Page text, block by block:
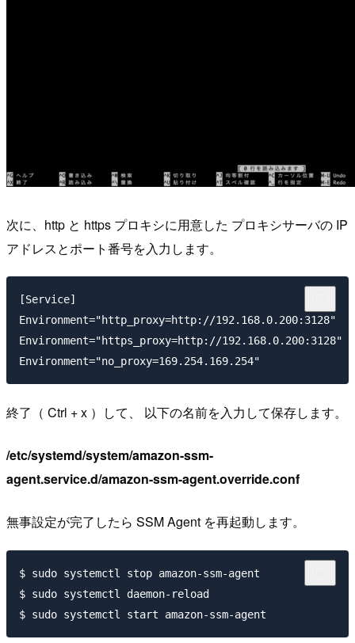
次に、http と https プロキシに用意した プロキシサーバの IP
アドレスとポート番号を入力します。
[Service]
Environment="http_proxy=http://192.168.0.200:3128"
Environment="https_proxy=http://192.168.0.200:3128"
終了（ Ctrl + x ）して、 以下の名前を入力して保存します。
/etc/systemd/system/amazon-ssm-
agent.service.d/amazon-ssm-agent.override.conf
無事設定が完了したら SSM Agent を再起動します。
$ sudo systemctl stop amazon-ssm-agent
$ sudo systemctl daemon-reload